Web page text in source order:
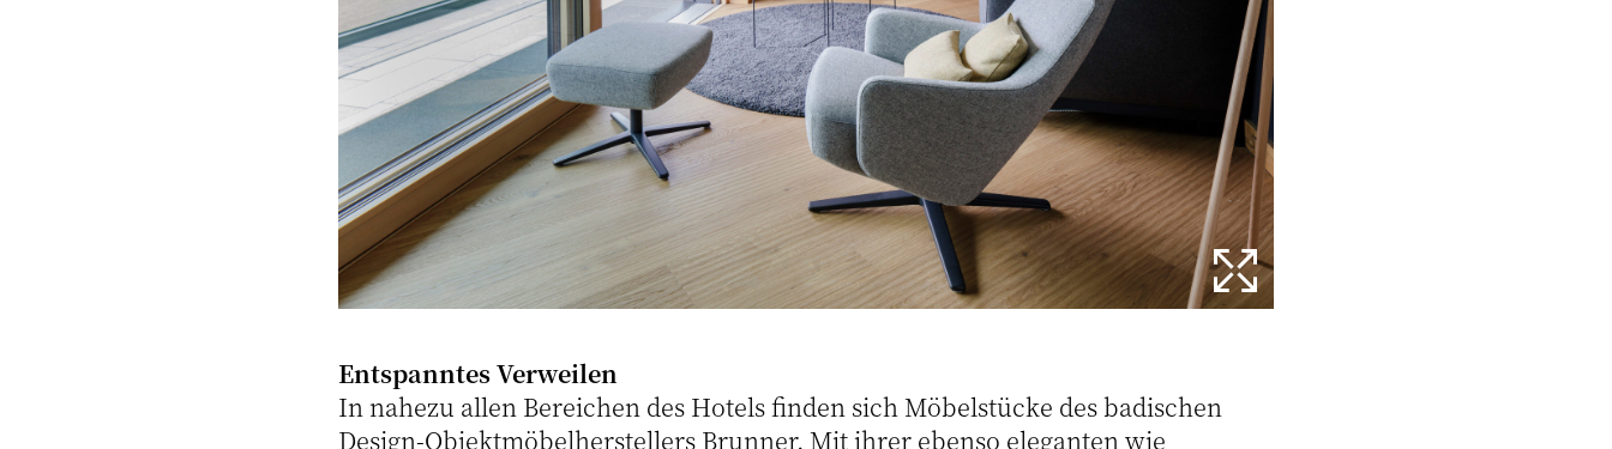
Entspanntes Verweilen
In nahezu allen Bereichen des Hotels finden sich Möbelstücke des badischen
Design-Objektmöbelherstellers Brunner. Mit ihrer ebenso eleganten wie